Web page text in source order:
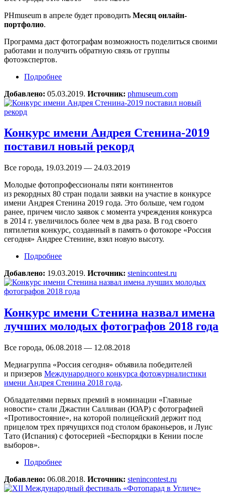
PHmuseum в апреле будет проводить Месяц онлайн-
портфолио.
Программа даст фотографам возможность поделиться своими
работами и получить обратную связь от группы
фотоэкспертов.
Подробнее
Добавлено: 05.03.2019. Источник: phmuseum.com
Конкурс имени Андрея Стенина-2019
поставил новый рекорд
Все города, 19.03.2019 — 24.03.2019
Молодые фотопрофессионалы пяти континентов
из рекордных 80 стран подали заявки на участие в конкурсе
имени Андрея Стенина 2019 года. Это больше, чем годом
ранее, причем число заявок с момента учреждения конкурса
в 2014 г. увеличилось более чем в два раза. В год своего
пятилетия конкурс, созданный в память о фотокоре «Россия
сегодня» Андрее Стенине, взял новую высоту.
Подробнее
Добавлено: 19.03.2019. Источник: stenincontest.ru
Конкурс имени Стенина назвал имена
лучших молодых фотографов 2018 года
Все города, 06.08.2018 — 12.08.2018
Медиагруппа «Россия сегодня» объявила победителей
и призеров Международного конкурса фотожурналистики
имени Андрея Стенина 2018 года.
Обладателями первых премий в номинации «Главные
новости» стали Джастин Салливан (ЮАР) с фотографией
«Противостояние», на которой полицейский держит под
прицелом трех прячущихся под столом браконьеров, и Луис
Тато (Испания) с фотосерией «Беспорядки в Кении после
выборов».
Подробнее
Добавлено: 06.08.2018. Источник: stenincontest.ru